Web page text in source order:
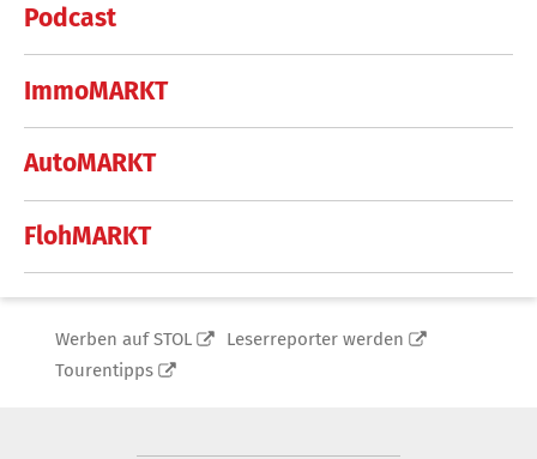
Podcast
ImmoMARKT
AutoMARKT
FlohMARKT
Werben auf STOL
Leserreporter werden
Tourentipps